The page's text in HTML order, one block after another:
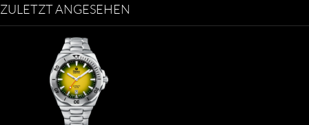
ZULETZT ANGESEHEN